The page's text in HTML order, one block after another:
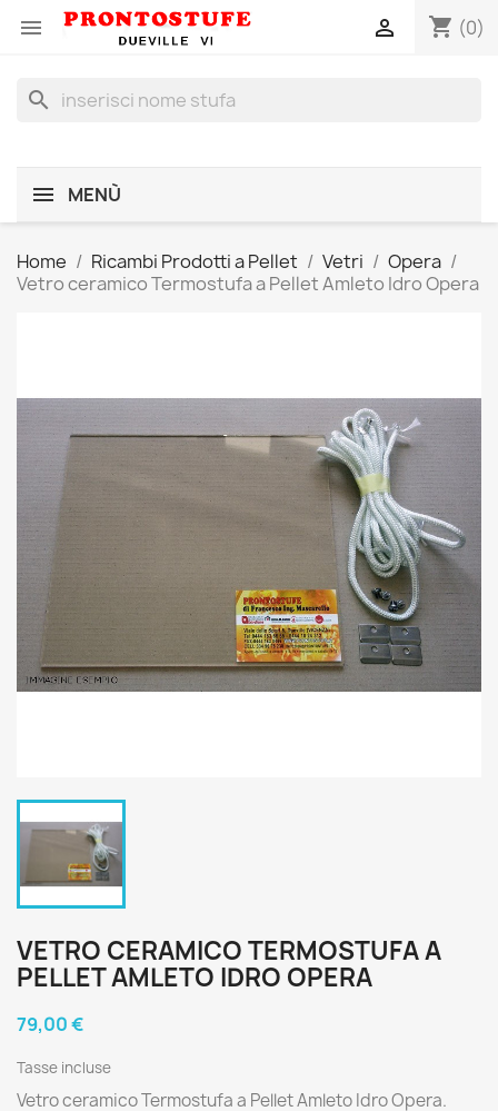
 shopping_cart (0)

search
MENÙ
Home Ricambi Prodotti a Pellet Vetri
Opera
Vetro ceramico Termostufa a Pellet Amleto Idro Opera
VETRO CERAMICO TERMOSTUFA A
PELLET AMLETO IDRO OPERA
79,00 €
Tasse incluse
Vetro ceramico Termostufa a Pellet Amleto Idro Opera.